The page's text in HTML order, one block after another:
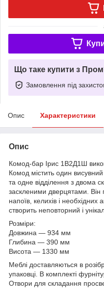
Що таке купити з
Замовлення під
Опис Характеристики
Опис
Комод-бар Ірис 1В2Д1Ш
Комод містить один
та одне відділення з двома
заскленими дверцятами. Він
напоїв, келихів і
створить неповторний і
Розміри:
Довжина ― 934 мм
Глибина ― 390 мм
Висота ― 1330 мм
Меблі доставляються в
упаковці. В комплекті
Отвори для складання